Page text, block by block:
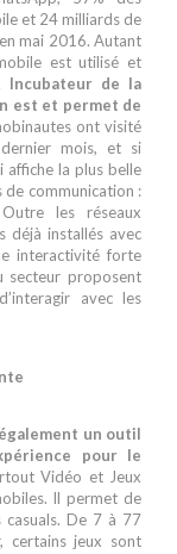
et 24 milliards de
mai 2016. Autant
est utilisé et
Incubateur de la
est et permet de
ont visité
mois, et si
affiche la plus belle
communication :
les réseaux
déjà installés avec
interactivité forte
secteur proposent
avec les
un outil
pour le
Vidéo et Jeux
Il permet de
casuals. De 7 à 77
certains jeux sont